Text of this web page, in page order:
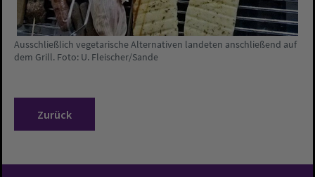
Ausschließlich vegetarische Alternativen landeten anschließend auf
dem Grill. Foto: U. Fleischer/Sande
Zurück